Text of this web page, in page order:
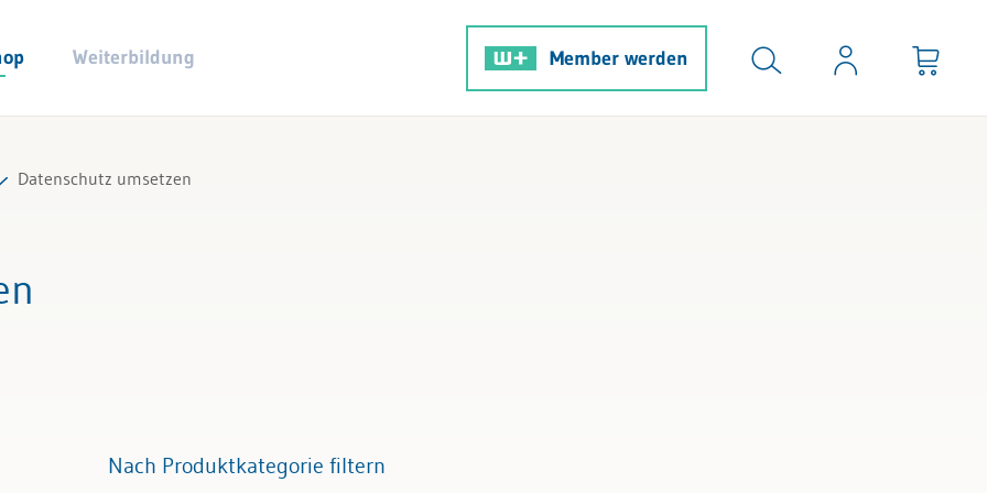
Weiterbildung Member werden
Datenschutz umsetzen
Nach Produktkategorie filtern